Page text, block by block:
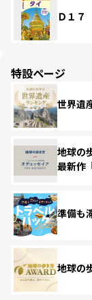
Ｄ１
特設ページ
世界遺
地球の
最新作
準備も
地球の